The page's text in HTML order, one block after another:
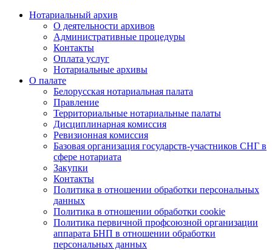
Нотариальный архив
О деятельности архивов
Административные процедуры
Контакты
Оплата услуг
Нотариальные архивы
О палате
Белорусская нотариальная палата
Правление
Территориальные нотариальные палаты
Дисциплинарная комиссия
Ревизионная комиссия
Базовая организация государств-участников СНГ в
сфере нотариата
Закупки
Контакты
Политика в отношении обработки персональных
данных
Политика в отношении обработки cookie
Политика первичной профсоюзной организации
аппарата БНП в отношении обработки
персональных данных